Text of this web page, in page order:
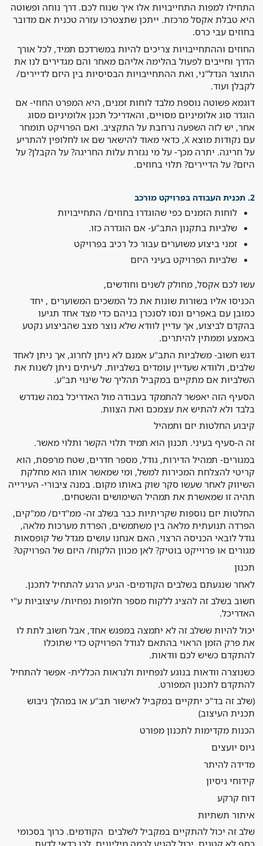
התחילו למפות התחייבויות אלו איך שנוח לכם. דרך נוחה ופשוטה
היא טבלת אקסל מרכזת. ייתכן שתצטרכו עזרה טכנית אם מדובר
בחוזים עבי כרס.
החוזים וההתחייבויות צריכים להיות במשרדכם תמיד, לכל אורך
הדרך וחייבים לפעול בהלימה אליהם מאחר והם מגדירים לנו את
התוצר הנדל"ני, ואת ההתחייבויות הבסיסיות בין היזם לדיירים/
לקבלן ועוד.
דוגמא פשוטה נוספת מלבד לוחות זמנים, היא המפרט החוזי- אם
הוגדר סוג אלומיניום מסויים, והאדריכל תכנן אלומיניום מסוג
אחר, יש לזה השפעה נרחבת על התקציב. ואם הפרויקט תומחר
עם נקודות מוצא X, כדאי מאוד להישאר שם או לחלופין להתריע
על חריגה. יתרה מכך- על מי נגזרת עלות החריגה? על הקבלן? על
היזם? על הדיירים? תלוי בחוזים.
2. תכנית העבודה בפרויקט מורכב
לוחות הזמנים כפי שהוגדרו בחוזים/ התחייבויות
שלביות בתקנון התב"ע- אם הוגדרה כזו.
זמני ביצוע משוערים עבור כל רכיב בפרויקט
שלביות הפרויקט בעיני היזם
עשו לכם אקסל, מחולק לשנים וחודשים,
הכניסו אליו בשורות שונות את כל המשכים המשוערים , יחד
כמובן עם באפרים ונסו לסנכרן בניהם כדי מצד אחד תגיעו
בהקדם לביצוע, אך עדיין לוודא שלא נוצר מצב שהביצוע נקטע
באמצע וממתין להיתרים.
דגש חשוב- משלביות התב"ע אמנם לא ניתן לחרוג, אך ניתן לאחד
שלבים, ולוודא שעדיין עומדים בשלביות. לעיתים ניתן לשנות את
השלביות אם מתקיים במקביל תהליך של שינוי תב"ע.
הסעיף הזה יאפשר להתמקד בעבודה מול האדריכל במה שנדרש
בלבד ולא להתיש את עצמכם ואת הצוות.
קיבוע החלטות יזם ותמהיל
זה ה-סעיף בעיני. תכנון הוא תמיד תלוי הקשר ותלוי מאשר.
במגורים- תמהיל הדירות, גודל, מספר חדרים, שטח מרפסת, הוא
קריטי להצלחת המכירות למשל, ומי שמאשר אותו הוא מחלקת
השיווק לאחר שעשו סקר שוק באותו מקום. במנה ציבורי- העירייה
תהיה זו שמאשרת את תמהיל השימושים והשטחים.
החלטות יזם נוספות שקריתיות כבר בשלב זה- ממ"דים/ ממ"קים,
הפרדה תנועתית מלאה בין משתמשים, הפרדת מערכות מלאה,
גודל לובאי הכניסה הרצוי, האם אנחנו עושים מגדל של קופסאות
מגורים או פרוייקט בוטיק? לאן מכוון הלקוח/ היזם של הפרויקט?
תכנון
לאחר שנגעתם בשלבים הקודמים- הגיע הרגע להתחיל לתכנן.
חשוב בשלב זה להציג ללקוח מספר חלופות נפחיות/ עיצוביות ע"י
האדריכל.
יכול להיות ששלב זה לא יתמצה במפגש אחד, אבל חשוב לתת לו
את פרק הזמן הראוי בהתאם לגודל הפרויקט כדי שתוכלו
להתקדם כשיש לכם וודאות.
כשנוצרה וודאות בנוגע לנפחיות ולנראות הכללית- אפשר להתחיל
להתקדם לתכנון המפורט.
(שלב זה בד"כ יתקיים במקביל לאישור תב"ע או במהלך גיבוש
תכנית העיצוב)
הכנות מקדימות לתכנון מפורט
גיוס יועצים
מדידה להיתר
קידוחי ניסיון
דוח קרקע
איתור תשתיות
שלב זה יכול להתקיים במקביל לשלבים הקודמים. כרוך בסכומי